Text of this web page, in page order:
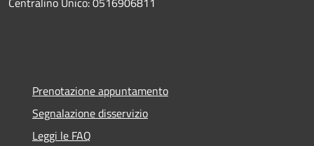
Prenotazione appuntamento
Segnalazione disservizio
Leggi le FAQ